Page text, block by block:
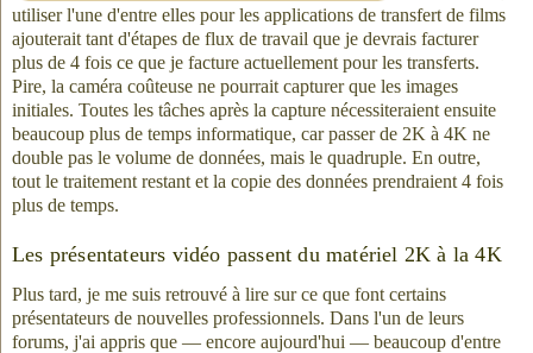
utiliser l'une d'entre elles pour les applications de transfert de films
ajouterait tant d'étapes de flux de travail que je devrais facturer
plus de 4 fois ce que je facture actuellement pour les transferts.
Pire, la caméra coûteuse ne pourrait capturer que les images
initiales. Toutes les tâches après la capture nécessiteraient ensuite
beaucoup plus de temps informatique, car passer de 2K à 4K ne
double pas le volume de données, mais le quadruple. En outre,
tout le traitement restant et la copie des données prendraient 4 fois
plus de temps.
Les présentateurs vidéo passent du matériel 2K à la 4K
Plus tard, je me suis retrouvé à lire sur ce que font certains
présentateurs de nouvelles professionnels. Dans l'un de leurs
forums, j'ai appris que — encore aujourd'hui — beaucoup d'entre